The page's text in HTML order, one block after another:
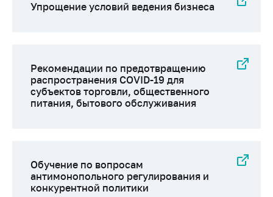
Упрощение условий ведения бизнеса
Рекомендации по предотвращению
распространения COVID-19 для
субъектов торговли, общественного
питания, бытового обслуживания
Обучение по вопросам
антимонопольного регулирования и
конкурентной политики